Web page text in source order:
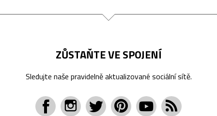
ZŮSTAŇTE VE SPOJENÍ
Sledujte naše pravidelně aktualizované sociální sítě.